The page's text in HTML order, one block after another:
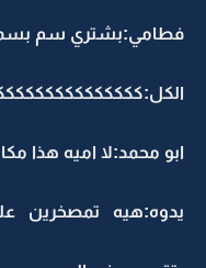
فطامي:بشتري سم
ابو محمد:لا اميه هذا
يدوه:هيه تمصخرين